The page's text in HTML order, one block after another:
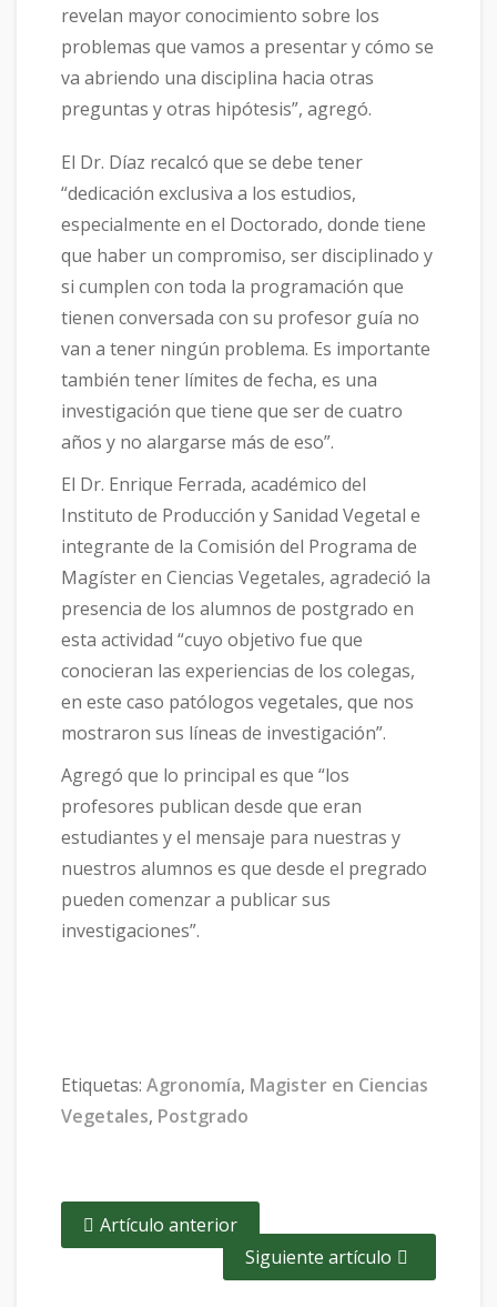
revelan mayor conocimiento sobre los
problemas que vamos a presentar y cómo se
va abriendo una disciplina hacia otras
preguntas y otras hipótesis”, agregó.
El Dr. Díaz recalcó que se debe tener
“dedicación exclusiva a los estudios,
especialmente en el Doctorado, donde tiene
que haber un compromiso, ser disciplinado y
si cumplen con toda la programación que
tienen conversada con su profesor guía no
van a tener ningún problema. Es importante
también tener límites de fecha, es una
investigación que tiene que ser de cuatro
años y no alargarse más de eso”.
El Dr. Enrique Ferrada, académico del
Instituto de Producción y Sanidad Vegetal e
integrante de la Comisión del Programa de
Magíster en Ciencias Vegetales, agradeció la
presencia de los alumnos de postgrado en
esta actividad “cuyo objetivo fue que
conocieran las experiencias de los colegas,
en este caso patólogos vegetales, que nos
mostraron sus líneas de investigación”.
Agregó que lo principal es que “los
profesores publican desde que eran
estudiantes y el mensaje para nuestras y
nuestros alumnos es que desde el pregrado
pueden comenzar a publicar sus
investigaciones”.
Etiquetas: Agronomía, Magister en Ciencias
Vegetales, Postgrado
Artículo anterior
Siguiente artículo